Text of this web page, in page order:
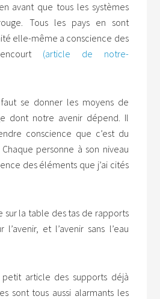
avant que tous les systèmes
Tous les pays en sont
elle-même a conscience des
(article de notre-
se donner les moyens de
dont notre avenir dépend. Il
conscience que c’est du
personne à son niveau
des éléments que j’ai cités
sur la table des tas de rapports
l’avenir, et l’avenir sans l’eau
petit article des supports déjà
sont tous aussi alarmants les